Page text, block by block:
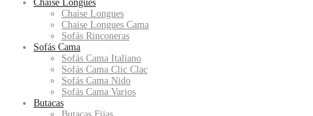
Chaise Longues
Chaise Longues
Chaise Longues Cama
Sofás Rinconeras
Sofás Cama
Sofás Cama Italiano
Sofás Cama Clic Clac
Sofás Cama Nido
Sofás Cama Varios
Butacas
Butacas Fijas